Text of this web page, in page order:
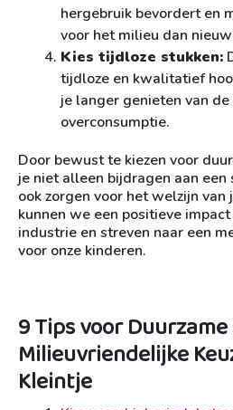
hergebruik bevordert en
voor het milieu dan
Kies tijdloze stukken:
tijdloze en kwalitatief
je langer genieten van
overconsumptie.
Door bewust te kiezen voor
je niet alleen bijdragen aan een
ook zorgen voor het welzijn van
kunnen we een positieve
industrie en streven naar een
voor onze kinderen.
9 Tips voor
Milieuvriendelijke
Kleintje